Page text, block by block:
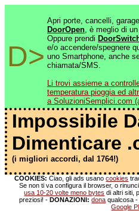
D>
Apri porte, cancelli,
DoorOpen, è meglio di
Oppure prendi
e/o accendere/spegnere
uno Smartphone, anche
chiamata/SMS.
Li trovi assieme a
temperatura pioggia ed
a SoluzioniSemplici.com
Impossibile
Dimenticare
(i migliori accordi, dal 1764!)
COOKIES: Ciao, gli ads usanocookies
Se non ti va configura il browser, o
usa 10-20 volte meno bytes di altri siti,
preziosi! -DONAZIONI: dona qualcosa
Google